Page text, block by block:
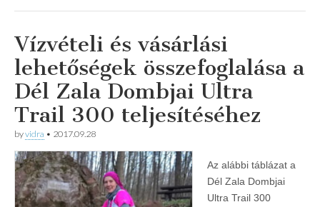
Vízvételi és vásárlási
lehetőségek összefoglalása a
Dél Zala Dombjai Ultra
Trail 300 teljesítéséhez
byvidra • 2017.09.28
Az alábbi táblázat a
Dél Zala Dombjai
Ultra Trail 300